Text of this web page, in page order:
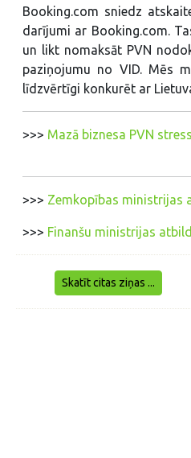
Booking.com sniedz
darījumi ar Booking.com.
un likt nomaksāt PVN
paziņojumu no VID. Mēs
līdzvērtīgi konkurēt ar
>>> Mazā biznesa PVN stress
>>> Zemkopības ministrijas
>>> Finanšu ministrijas
Skatīt citas ziņas ...